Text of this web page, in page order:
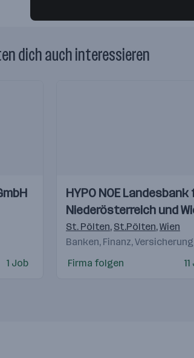
dich auch interessieren
1 Job
Videos
Einblicke
Einblicke
HYPO NOE Landesbank
Niederösterreich und
AG
St. Pölten, St.Pölten,Wien
Banken, Finanz, Versicherung
Firma folgen